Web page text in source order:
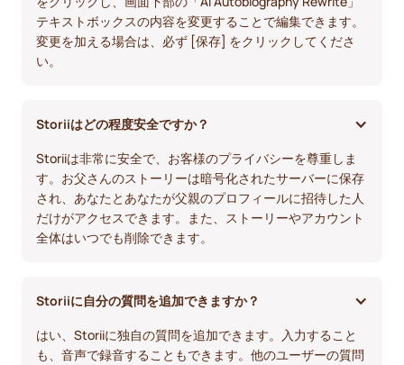
テキストボックスの内容を変更することで編集できます。
変更を加える場合は、必ず [保存] をクリックしてくださ
い。
Storiiはどの程度安全ですか？
Storiiは非常に安全で、お客様のプライバシーを尊重しま
す。お父さんのストーリーは暗号化されたサーバーに保存
され、あなたとあなたが父親のプロフィールに招待した人
だけがアクセスできます。また、ストーリーやアカウント
全体はいつでも削除できます。
Storiiに自分の質問を追加できますか？
はい、Storiiに独自の質問を追加できます。入力すること
も、音声で録音することもできます。他のユーザーの質問